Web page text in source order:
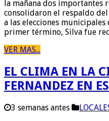
la mañana dos importantes
consolidaron el respaldo
a las elecciones
primer término, Silva fue
VER MAS...
EL CLIMA EN LA
FERNANDEZ EN
3 semanas antes